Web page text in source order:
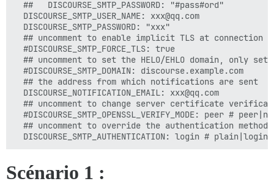
  ##   DISCOURSE_SMTP_PASSWORD: "#pass#ord"
  DISCOURSE_SMTP_USER_NAME: xxx@qq.com
  DISCOURSE_SMTP_PASSWORD: "xxx"
## uncomment to enable implicit TLS at connection
  #DISCOURSE_SMTP_FORCE_TLS: true
## uncomment to set the HELO/EHLO domain, only set
  #DISCOURSE_SMTP_DOMAIN: discourse.example.com
  ## the address from which notifications are sent
  DISCOURSE_NOTIFICATION_EMAIL: xxx@qq.com
## uncomment to change server certificate
#DISCOURSE_SMTP_OPENSSL_VERIFY_MODE: peer #
  ## uncomment to override the authentication method
Scénario 1 :